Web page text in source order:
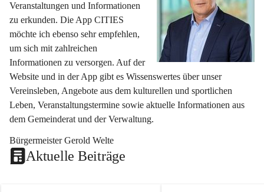
Veranstaltungen und Informationen
zu erkunden. Die App CITIES
möchte ich ebenso sehr empfehlen,
um sich mit zahlreichen
Informationen zu versorgen. Auf der
Website und in der App gibt es Wissenswertes über unser
Vereinsleben, Angebote aus dem kulturellen und sportlichen
Leben, Veranstaltungstermine sowie aktuelle Informationen aus
dem Gemeinderat und der Verwaltung.
Bürgermeister Gerold Welte
Aktuelle Beiträge